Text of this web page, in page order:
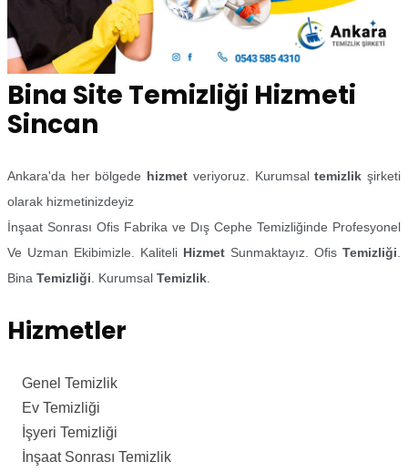
Bina Site Temizliği Hizmeti
Sincan
Ankara'da her bölgede hizmet veriyoruz. Kurumsaltemizlik şirketi
olarak hizmetinizdeyiz
İnşaat Sonrası Ofis Fabrika ve Dış Cephe Temizliğinde Profesyonel
Ve Uzman Ekibimizle. Kaliteli Hizmet Sunmaktayız. Ofis Temizliği
Bina Temizliği . Kurumsal Temizlik
Hizmetler
Genel Temizlik
Ev Temizliği
İşyeri Temizliği
İnşaat Sonrası Temizlik